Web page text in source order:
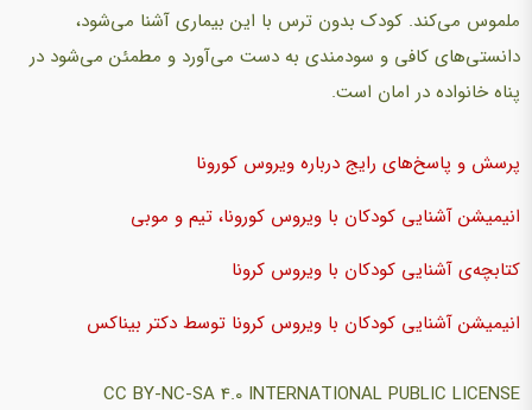
ملموس می‌کند. کودک بدون ترس با این بیماری آشنا می‌شود،
دانستی‌های کافی و سودمندی به دست می‌آورد و مطمئن می‌شود در
پناه خانواده در امان است.
پرسش و پاسخ‌های رایج درباره ویروس کورونا
انیمیشن آشنایی کودکان با ویروس کورونا، تیم و موبی
کتابچه‌ی آشنایی کودکان با ویروس کرونا
انیمیشن آشنایی کودکان با ویروس کرونا توسط دکتر بیناکس
CC BY-NC-SA 4.0 INTERNATIONAL PUBLIC LICENSE